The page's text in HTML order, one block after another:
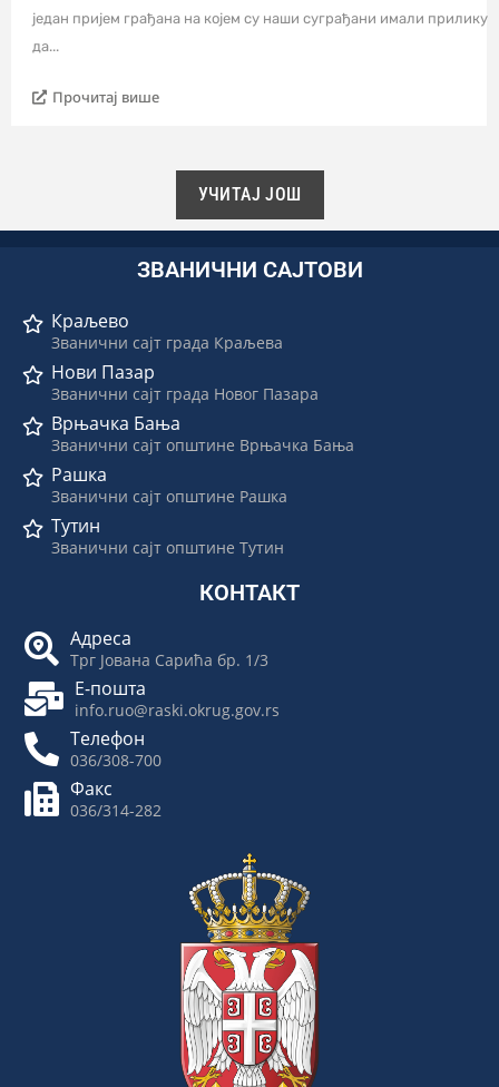
један пријем грађана на којем су наши суграђани имали прилику
да...
Прочитај више
УЧИТАЈ ЈОШ
ЗВАНИЧНИ САЈТОВИ
Краљево
Званични сајт града Краљева
Нови Пазар
Званични сајт града Новог Пазара
Врњачка Бања
Званични сајт општине Врњачка Бања
Рашка
Званични сајт општине Рашка
Тутин
Званични сајт општине Тутин
КОНТАКТ
Адреса
Трг Јована Сарића бр. 1/3
Е-пошта
info.ruo@raski.okrug.gov.rs
Телефон
036/308-700
Факс
036/314-282